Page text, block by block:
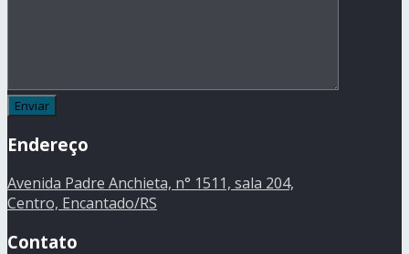
Endereço
Avenida Padre Anchieta, n° 1511, sala 204,
Centro, Encantado/RS
Contato